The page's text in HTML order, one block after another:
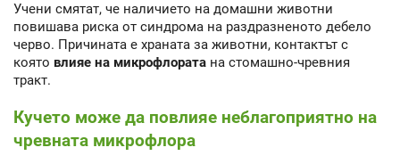
Учени смятат, че наличието на домашни животни
повишава риска от синдрома на раздразненото дебело
черво. Причината е храната за животни, контактът с
която влияе на микрофлората на стомашно-чревния
тракт.
Кучето може да повлияе неблагоприятно на
чревната микрофлора